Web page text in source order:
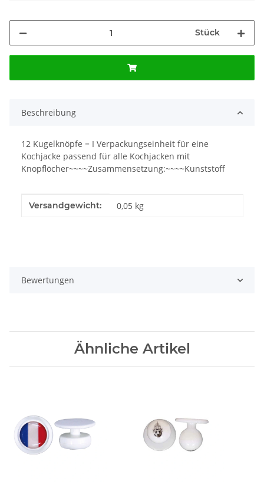
Stück
Beschreibung
12 Kugelknöpfe = I Verpackungseinheit für eine
Kochjacke passend für alle Kochjacken mit
Knopflöcher~~~~Zusammensetzung:~~~~Kunststoff
Produkteigenschaft
Wert
Versandgewicht: 0,05 kg
Bewertungen
Ähnliche Artikel